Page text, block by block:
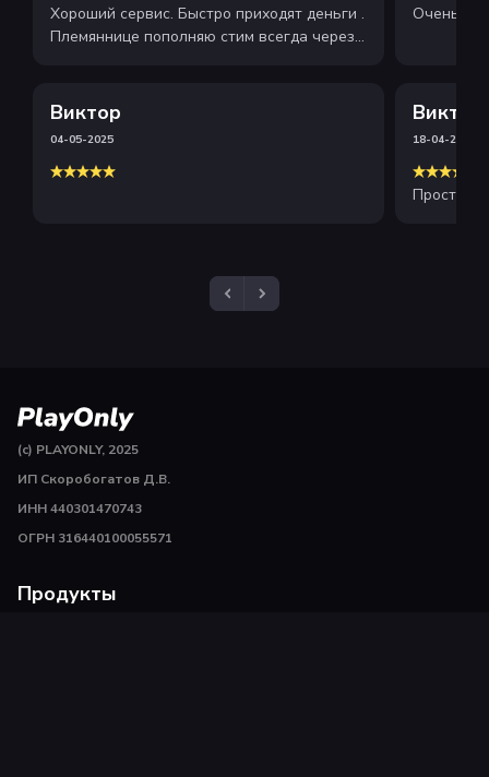
Хороший сервис. Быстро приходят деньги .
Племяннице пополняю стим всегда через
Очень
Виктор
04-05-2025
Виктор
18-04-2025
Просто и
(c) PLAYONLY, 2025
ИП Скоробогатов Д.В.
ИНН 440301470743
ОГРН 316440100055571
Продукты